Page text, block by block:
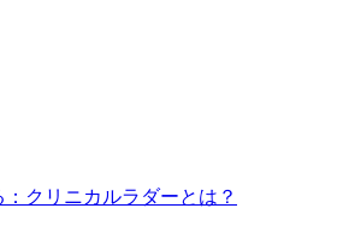
クリニカルラダーとは？